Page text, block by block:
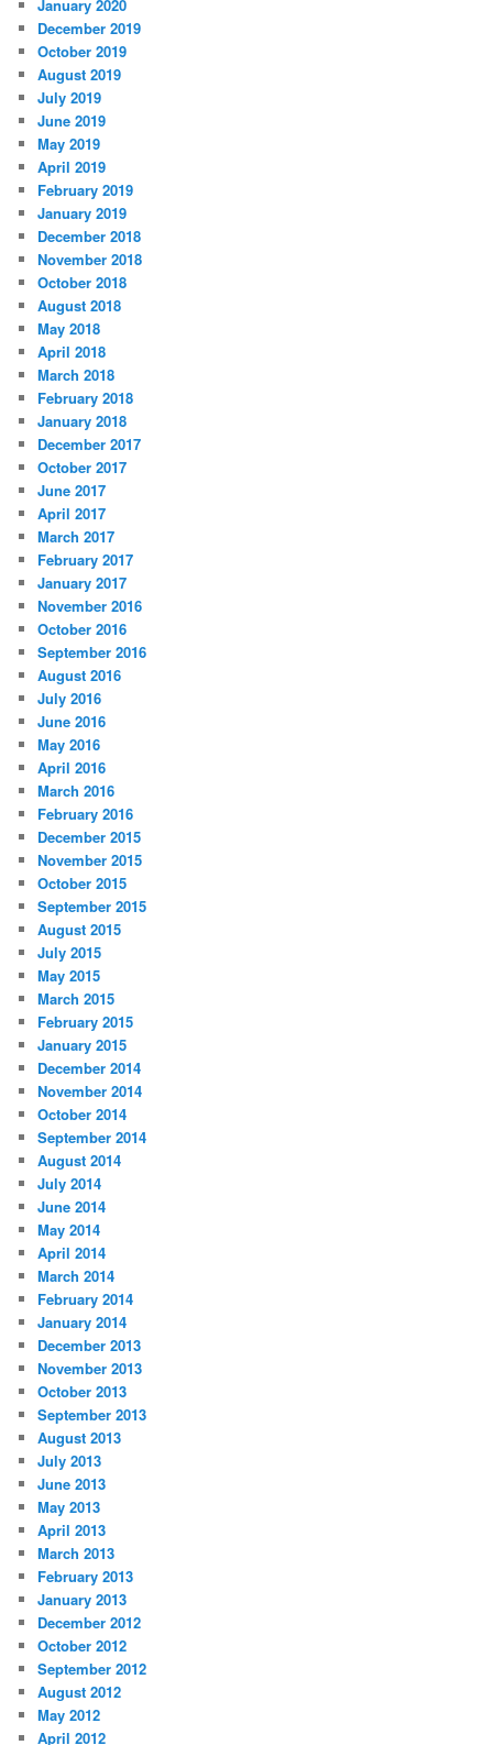
January 2020
December 2019
October 2019
August 2019
July 2019
June 2019
May 2019
April 2019
February 2019
January 2019
December 2018
November 2018
October 2018
August 2018
May 2018
April 2018
March 2018
February 2018
January 2018
December 2017
October 2017
June 2017
April 2017
March 2017
February 2017
January 2017
November 2016
October 2016
September 2016
August 2016
July 2016
June 2016
May 2016
April 2016
March 2016
February 2016
December 2015
November 2015
October 2015
September 2015
August 2015
July 2015
May 2015
March 2015
February 2015
January 2015
December 2014
November 2014
October 2014
September 2014
August 2014
July 2014
June 2014
May 2014
April 2014
March 2014
February 2014
January 2014
December 2013
November 2013
October 2013
September 2013
August 2013
July 2013
June 2013
May 2013
April 2013
March 2013
February 2013
January 2013
December 2012
October 2012
September 2012
August 2012
May 2012
April 2012